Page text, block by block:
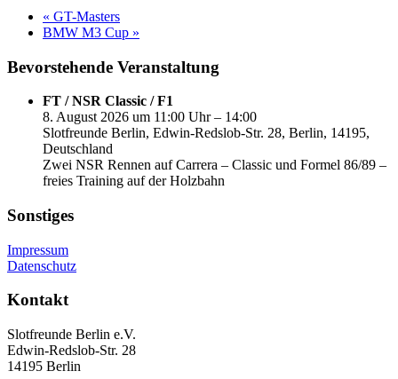
« GT-Masters
BMW M3 Cup »
Bevorstehende Veranstaltung
FT / NSR Classic / F1
8. August 2026 um 11:00 Uhr – 14:00
Slotfreunde Berlin, Edwin-Redslob-Str. 28, Berlin, 14195,
Deutschland
Zwei NSR Rennen auf Carrera – Classic und Formel 86/89 –
freies Training auf der Holzbahn
Sonstiges
Impressum
Datenschutz
Kontakt
Slotfreunde Berlin e.V.
Edwin-Redslob-Str. 28
14195 Berlin